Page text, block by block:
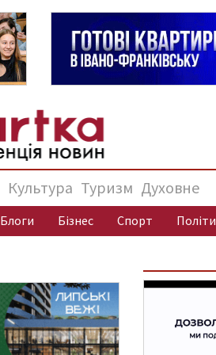
Культура Туризм Духовне
Блоги Бізнес Спорт